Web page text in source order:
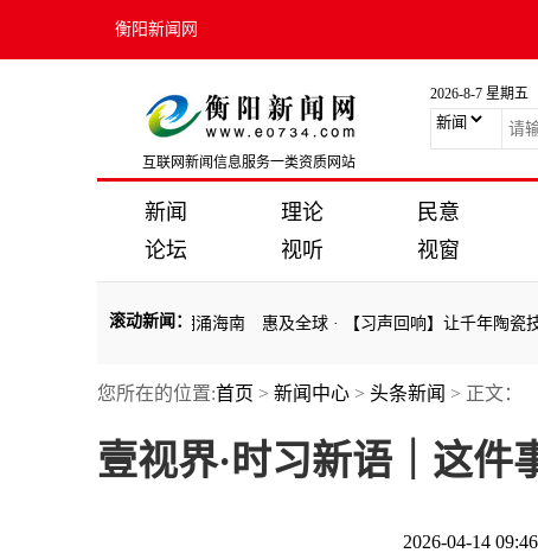
衡阳新闻网
互联网新闻信息服务一类资质网站
2026-8-7 星期五
新闻 理论 民意
论坛
视听 视窗
滚动新闻 ：
联播＋｜潮涌海南 惠及全球·【习声回响】让千年陶瓷技艺绽
联播＋｜潮涌海南 惠及全球· 【习声回响】让千年陶瓷技艺绽
您所在的位置:首页 > 新闻中心 > 头条新闻 > 正文：
壹视界·时习新语｜这件
2026-04-14